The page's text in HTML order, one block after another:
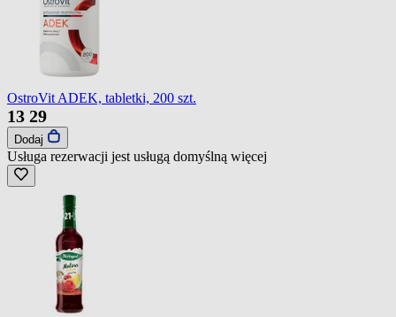
OstroVit ADEK, tabletki, 200 szt.
13 29
Dodaj
Usługa rezerwacji jest usługą domyślną więcej